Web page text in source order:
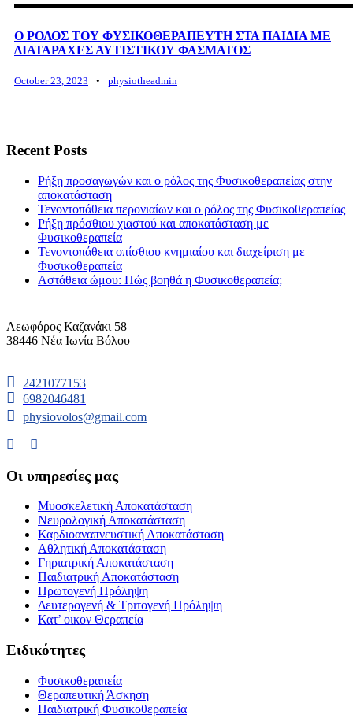
Ο ΡΟΛΟΣ ΤΟΥ ΦΥΣΙΚΟΘΕΡΑΠΕΥΤΗ ΣΤΑ ΠΑΙΔΙΑ ΜΕ
ΔΙΑΤΑΡΑΧΕΣ ΑΥΤΙΣΤΙΚΟΥ ΦΑΣΜΑΤΟΣ
October 23, 2023 • physiotheadmin
Recent Posts
Ρήξη προσαγωγών και ο ρόλος της Φυσικοθεραπείας στην
αποκατάσταση
Τενοντοπάθεια περονιαίων και ο ρόλος της Φυσικοθεραπείας
Ρήξη πρόσθιου χιαστού και αποκατάσταση με
Φυσικοθεραπεία
Τενοντοπάθεια οπίσθιου κνημιαίου και διαχείριση με
Φυσικοθεραπεία
Αστάθεια ώμου: Πώς βοηθά η Φυσικοθεραπεία;
Λεωφόρος Καζανάκι 58
38446 Νέα Ιωνία Βόλου
2421077153
6982046481
physiovolos@gmail.com
Οι υπηρεσίες μας
Μυοσκελετική Αποκατάσταση
Νευρολογική Αποκατάσταση
Καρδιοαναπνευστική Αποκατάσταση
Αθλητική Αποκατάσταση
Γηριατρική Αποκατάσταση
Παιδιατρική Αποκατάσταση
Πρωτογενή Πρόληψη
Δευτερογενή & Τριτογενή Πρόληψη
Κατ’ οικον Θεραπεία
Ειδικότητες
Φυσικοθεραπεία
Θεραπευτική Άσκηση
Παιδιατρική Φυσικοθεραπεία